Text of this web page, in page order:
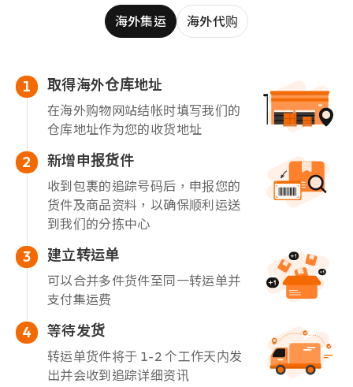
海外集运 海外代购
1 取得海外仓库地址
在海外购物网站结帐时填写我们的
仓库地址作为您的收货地址
2 新增申报货件
收到包裹的追踪号码后，申报您的
货件及商品资料，以确保顺利运送
到我们的分拣中心
3 建立转运单
可以合并多件货件至同一转运单并
支付集运费
4 等待发货
转运单货件将于 1-2 个工作天内发
出并会收到追踪详细资讯